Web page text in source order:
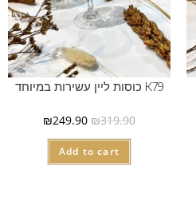
K79 כוסות ליין עשירות במיוחד
₪319.90
₪249.90
Add to cart